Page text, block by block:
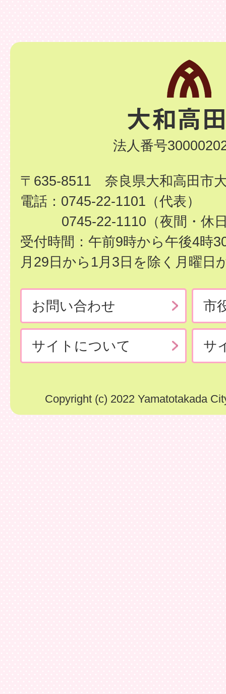
法人番号
〒635-8511 奈良県大和高田市
電話：0745-22-1101（代表）
0745-22-1110（夜間・休
受付時間：午前9時から午後4時
月29日から1月3日を除く月曜日
お問い合わせ 市
サイトについて サ
Copyright (c) 2022 Yamatotakada